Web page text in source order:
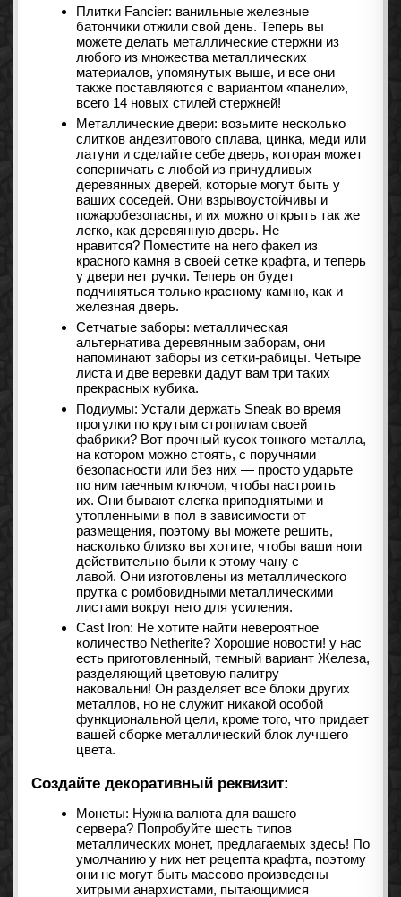
Плитки Fancier: ванильные железные
батончики отжили свой день. Теперь вы
можете делать металлические стержни из
любого из множества металлических
материалов, упомянутых выше, и все они
также поставляются с вариантом «панели»,
всего 14 новых стилей стержней!
Металлические двери: возьмите несколько
слитков андезитового сплава, цинка, меди или
латуни и сделайте себе дверь, которая может
соперничать с любой из причудливых
деревянных дверей, которые могут быть у
ваших соседей. Они взрывоустойчивы и
пожаробезопасны, и их можно открыть так же
легко, как деревянную дверь. Не
нравится? Поместите на него факел из
красного камня в своей сетке крафта, и теперь
у двери нет ручки. Теперь он будет
подчиняться только красному камню, как и
железная дверь.
Сетчатые заборы: металлическая
альтернатива деревянным заборам, они
напоминают заборы из сетки-рабицы. Четыре
листа и две веревки дадут вам три таких
прекрасных кубика.
Подиумы: Устали держать Sneak во время
прогулки по крутым стропилам своей
фабрики? Вот прочный кусок тонкого металла,
на котором можно стоять, с поручнями
безопасности или без них — просто ударьте
по ним гаечным ключом, чтобы настроить
их. Они бывают слегка приподнятыми и
утопленными в пол в зависимости от
размещения, поэтому вы можете решить,
насколько близко вы хотите, чтобы ваши ноги
действительно были к этому чану с
лавой. Они изготовлены из металлического
прутка с ромбовидными металлическими
листами вокруг него для усиления.
Cast Iron: Не хотите найти невероятное
количество Netherite? Хорошие новости! у нас
есть приготовленный, темный вариант Железа,
разделяющий цветовую палитру
наковальни! Он разделяет все блоки других
металлов, но не служит никакой особой
функциональной цели, кроме того, что придает
вашей сборке металлический блок лучшего
цвета.
Создайте декоративный реквизит:
Монеты: Нужна валюта для вашего
сервера? Попробуйте шесть типов
металлических монет, предлагаемых здесь! По
умолчанию у них нет рецепта крафта, поэтому
они не могут быть массово произведены
хитрыми анархистами, пытающимися